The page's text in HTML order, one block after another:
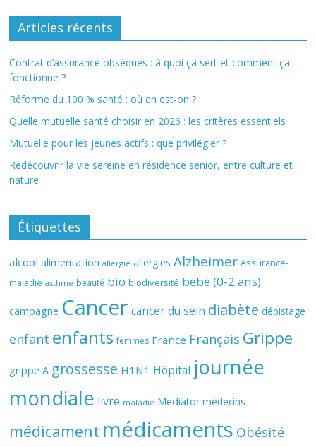
Articles récents
Contrat d’assurance obsèques : à quoi ça sert et comment ça
fonctionne ?
Réforme du 100 % santé : où en est-on ?
Quelle mutuelle santé choisir en 2026 : les critères essentiels
Mutuelle pour les jeunes actifs : que privilégier ?
Redécouvrir la vie sereine en résidence senior, entre culture et
nature
Étiquettes
alcool alimentation allergie allergies Alzheimer Assurance-
maladie asthme beauté bio biodiversité bébé (0-2 ans)
campagne Cancer cancer du sein diabète dépistage
enfant enfants femmes France Français Grippe
grippe A grossesse H1N1 Hôpital journée
mondiale livre maladie Mediator médecins
médicament médicaments Obésité